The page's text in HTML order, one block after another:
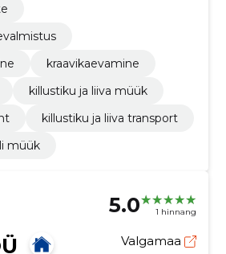
kraavikaevamine
killustiku ja liiva müük
killustiku ja liiva transport
müük
5.0 1 hinnang
Valgamaa